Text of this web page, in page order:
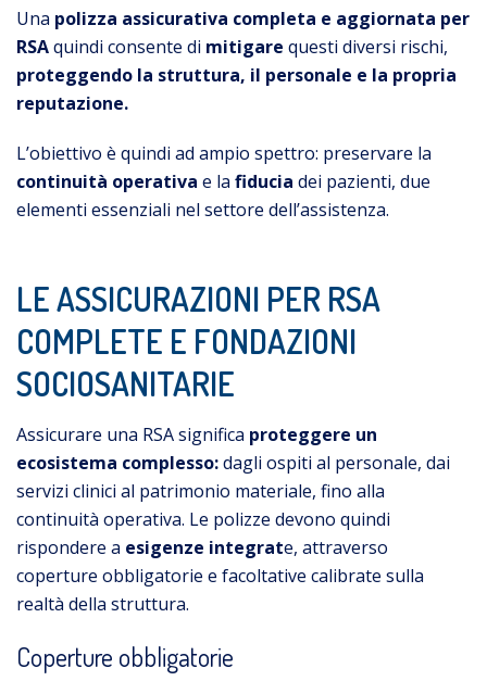
Una polizza assicurativa completa e aggiornata per
RSAquindi consente di mitigare questi diversi rischi,
proteggendo la struttura, il personale e la propria
reputazione.
L’obiettivo è quindi ad ampio spettro: preservare la
continuità operativa e la fiducia dei pazienti, due
elementi essenziali nel settore dell’assistenza.
LE ASSICURAZIONI PER RSA
COMPLETE E FONDAZIONI
SOCIOSANITARIE
Assicurare una RSA significa proteggere un
ecosistema complesso:dagli ospiti al personale, dai
servizi clinici al patrimonio materiale, fino alla
continuità operativa. Le polizze devono quindi
rispondere a esigenze integrate, attraverso
coperture obbligatorie e facoltative calibrate sulla
realtà della struttura.
Coperture obbligatorie